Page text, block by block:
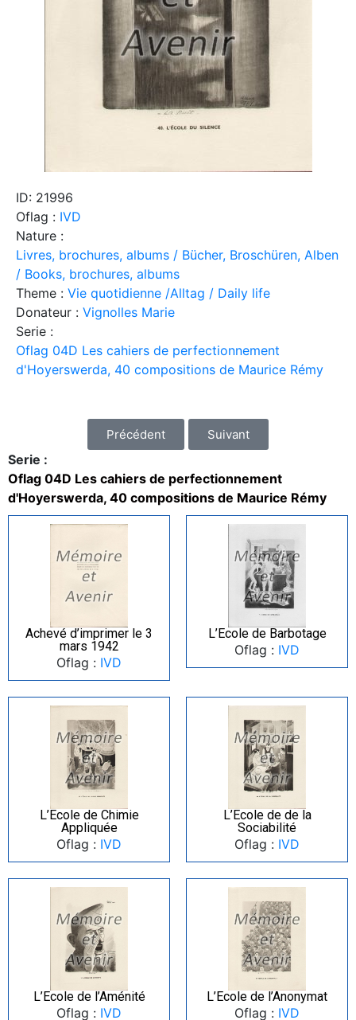
ID: 21996
Oflag : IVD
Nature :
Livres, brochures, albums / Bücher, Broschüren, Alben
/ Books, brochures, albums
Theme : Vie quotidienne /Alltag / Daily life
Donateur : Vignolles Marie
Serie :
Oflag 04D Les cahiers de perfectionnement
d'Hoyerswerda, 40 compositions de Maurice Rémy
Précédent Suivant
Serie :
Oflag 04D Les cahiers de perfectionnement
d'Hoyerswerda, 40 compositions de Maurice Rémy
Achevé d’imprimer le 3
mars 1942
Oflag : IVD
L’Ecole de Barbotage
Oflag : IVD
L’Ecole de Chimie
Appliquée
Oflag : IVD
L’Ecole de de la
Sociabilité
Oflag : IVD
L’Ecole de l’Aménité
Oflag : IVD
L’Ecole de l’Anonymat
Oflag : IVD